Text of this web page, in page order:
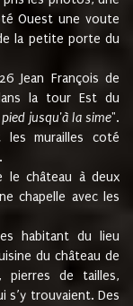
Ouest une voute
la petite porte du
Jean François de
la tour Est du
jusqu'à la sime".
les murailles coté
le château à deux
chapelle avec les
habitant du lieu
du château de
pierres de tailles,
trouvaient. Des